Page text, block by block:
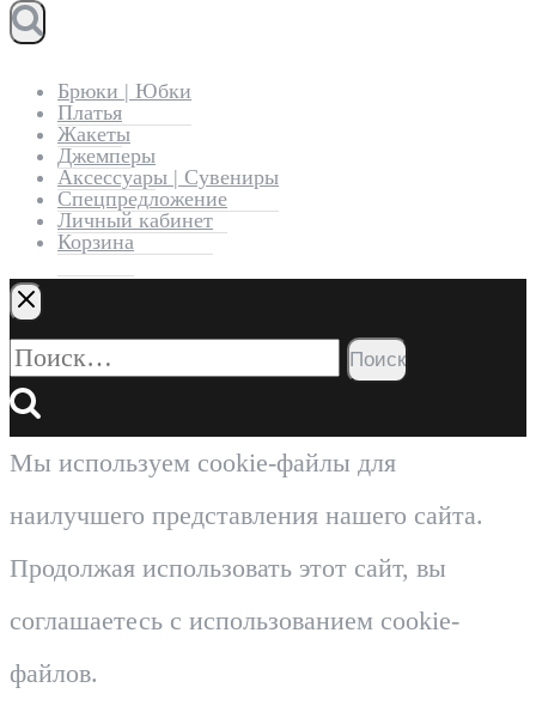
Брюки | Юбки
Платья
Жакеты
Джемперы
Аксессуары | Сувениры
Спецпредложение
Личный кабинет
Корзина
Найти:
Мы используем cookie-файлы для
наилучшего представления нашего сайта.
Продолжая использовать этот сайт, вы
соглашаетесь с использованием cookie-
файлов.